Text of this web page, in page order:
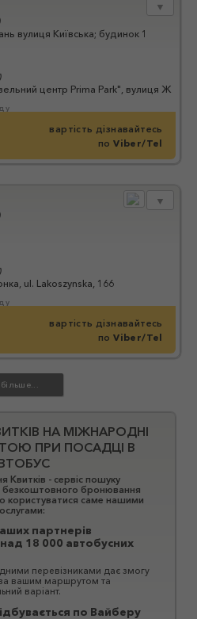
▼
вулиця Київська; будинок 1
центр Prima Park", вулиця Жвірки
вартість дізнавайтесь
поViber/Tel
▼
ul. Lakoszynska, 166
вартість дізнавайтесь
поViber/Tel
НА МІЖНАРОДНІ
ПРИ ПОСАДЦІ В
- сервіс пошуку
безкоштовного бронювання
користуватися саме нашими
партнерів
18 000 автобусних
перевізниками дає змогу
вашим маршрутом та
варіант.
по Вайберу